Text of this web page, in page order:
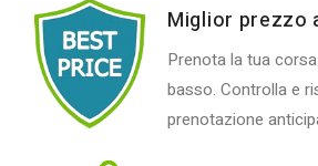
Miglior prezzo
Prenota la tua
basso. Controlla e
prenotazione